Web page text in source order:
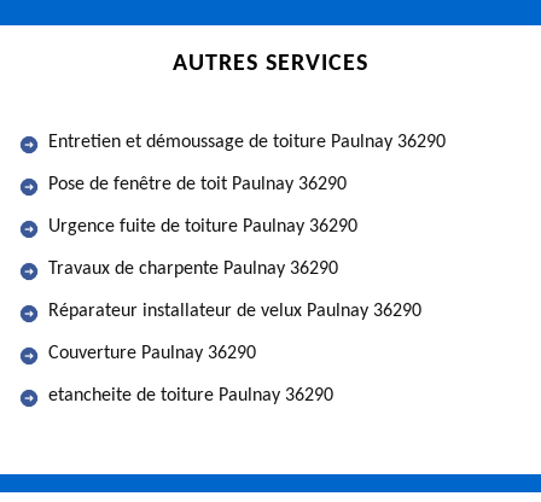
AUTRES SERVICES
Entretien et démoussage de toiture Paulnay 36290
Pose de fenêtre de toit Paulnay 36290
Urgence fuite de toiture Paulnay 36290
Travaux de charpente Paulnay 36290
Réparateur installateur de velux Paulnay 36290
Couverture Paulnay 36290
etancheite de toiture Paulnay 36290